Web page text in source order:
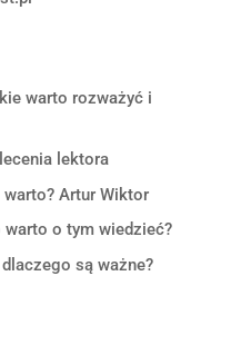
warto rozważyć i
lektora
Artur Wiktor
o tym wiedzieć?
są ważne?